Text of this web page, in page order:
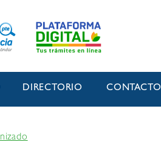
DIRECTORIO CONTACTO